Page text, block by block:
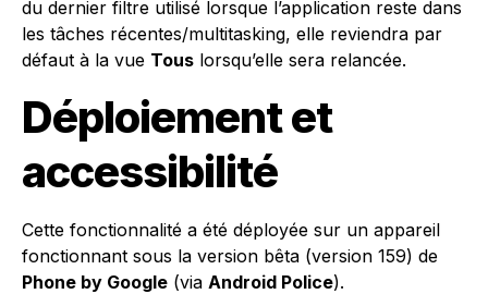
du dernier filtre utilisé lorsque l’application reste dans
les tâches récentes/multitasking, elle reviendra par
défaut à la vue Tous lorsqu’elle sera relancée.
Déploiement et
accessibilité
Cette fonctionnalité a été déployée sur un appareil
fonctionnant sous la version bêta (version 159) de
Phone by Google (via Android Police).